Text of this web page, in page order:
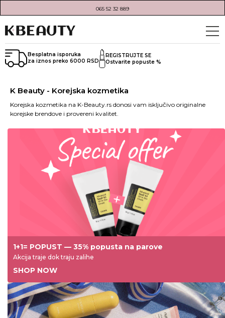
065 52 32 889
Besplatna isporuka
za iznos preko 6000 RSD
REGISTRUJTE SE
Ostvarite popuste %
K Beauty - Korejska kozmetika
Korejska kozmetika na K-Beauty.rs donosi vam isključivo originalne
korejske brendove i provereni kvalitet.
1+1= POPUST — 35% popusta na parove
Akcija traje dok traju zalihe
SHOP NOW